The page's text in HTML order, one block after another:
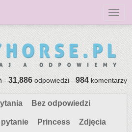
-31,886odpowiedzi -984komentarzy
Bez odpowiedzi
Princess Zdjęcia